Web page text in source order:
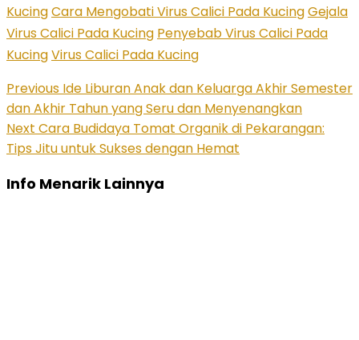
KucingCara Mengobati Virus Calici Pada KucingGejala
Virus Calici Pada Kucing Penyebab Virus Calici Pada
KucingVirus Calici Pada Kucing
Previous Ide Liburan Anak dan Keluarga Akhir Semester
dan Akhir Tahun yang Seru dan Menyenangkan
Next Cara Budidaya Tomat Organik di Pekarangan:
Tips Jitu untuk Sukses dengan Hemat
Info Menarik Lainnya